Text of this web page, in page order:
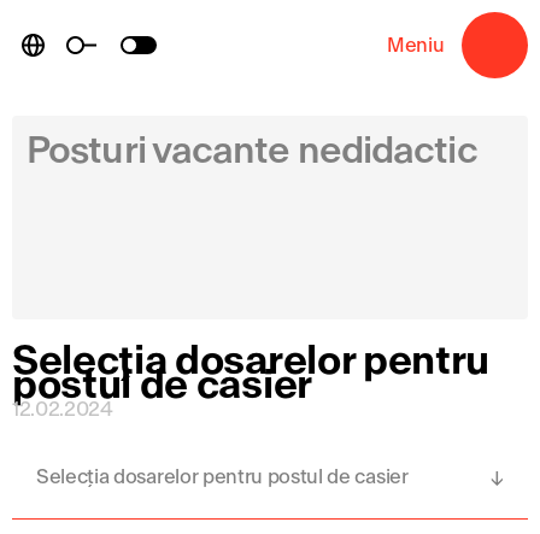
content
Meniu
Posturi vacante nedidactic
Selecția dosarelor pentru
postul de casier
12.02.2024
Selecția dosarelor pentru postul de casier